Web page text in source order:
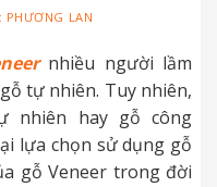
PHƯƠNG LAN
nhiều người lầm
tự nhiên. Tuy nhiên,
nhiên hay gỗ công
lựa chọn sử dụng gỗ
gỗ Veneer trong đời